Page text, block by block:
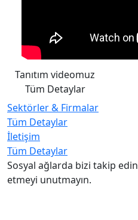
Tanıtım videomuz
Tüm Detaylar
Sektörler & Firmalar
Tüm Detaylar
İletişim
Tüm Detaylar
Sosyal ağlarda bizi takip edin
etmeyi unutmayın.